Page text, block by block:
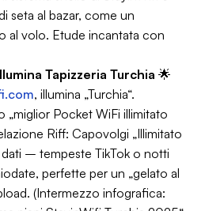
seta al bazar, come un
al volo. Etude incantata con
Tapizzeria Turchia 🌟
, illumina „Turchia“.
„miglior Pocket WiFi illimitato
Riff: Capovolgi „Illimitato
– tempeste TikTok o notti
perfette per un „gelato al
(Intermezzo infografica: